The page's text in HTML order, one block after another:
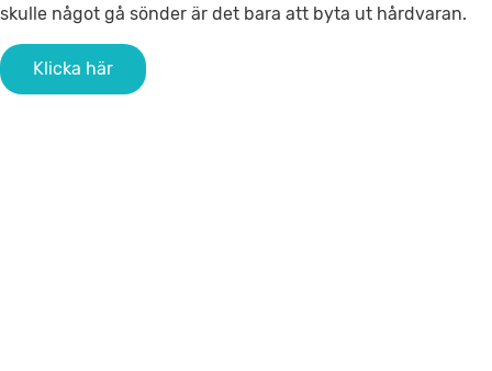
skulle något gå sönder är det bara att byta ut hårdvaran.
Klicka här